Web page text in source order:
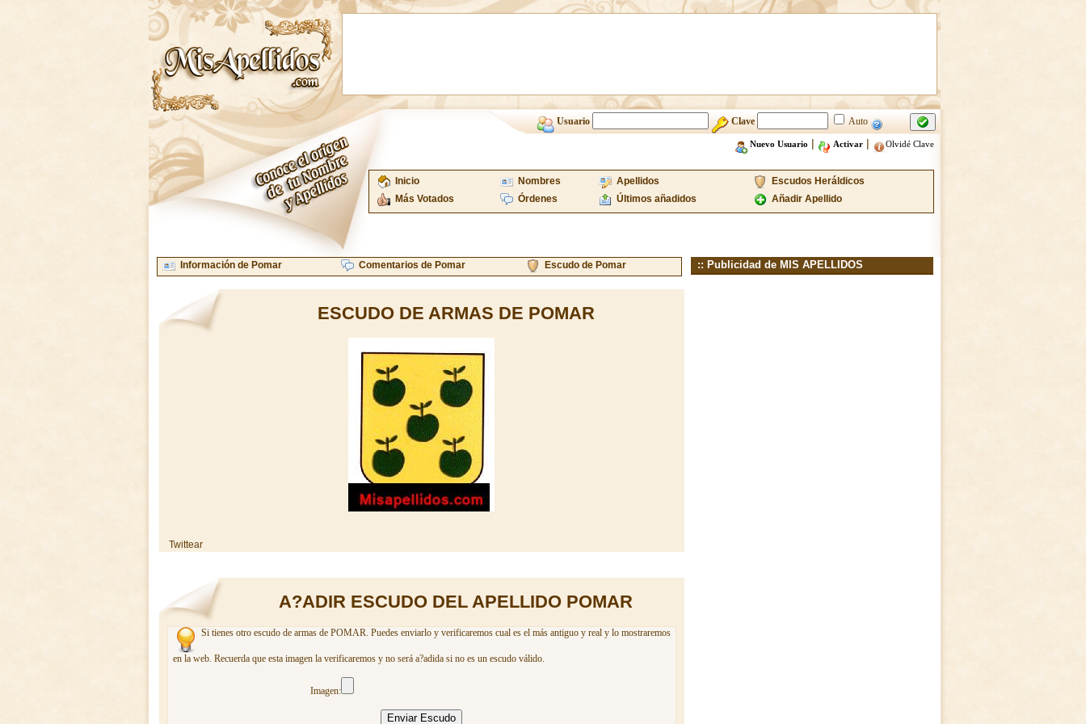
Usuario Clave Auto
Nuevo Usuario | Activar| Olvidé Clave
Inicio Nombres Apellidos
Escudos Heráldicos
Más Votados
Órdenes Últimos añadidos Añadir Apellido
Información de Pomar Comentarios de Pomar Escudo de Pomar
ESCUDO DE ARMAS DE POMAR
Twittear
A?ADIR ESCUDO DEL APELLIDO POMAR
Si tienes otro escudo de armas de POMAR. Puedes enviarlo y verificaremos cual es el más antiguo y real y lo mostraremos
en la web. Recuerda que esta imagen la verificaremos y no será a?adida si no es un escudo válido.
Imagen:
:: Publicidad de MIS APELLIDOS